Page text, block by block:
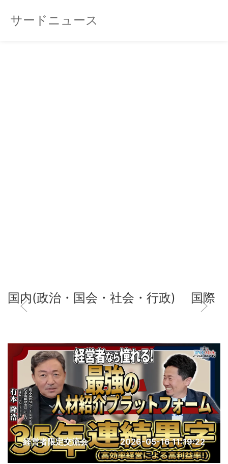
サードニュース
国内(政治・国会・社会・行政) 国際
経営者限定交流会 2026-05-16 11:19:22